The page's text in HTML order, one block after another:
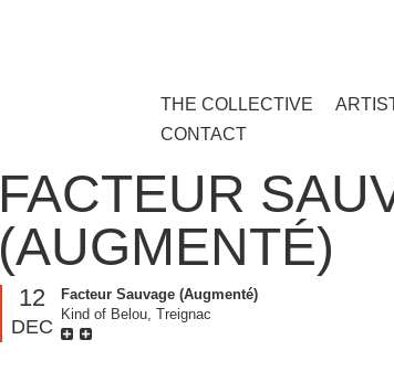
MENU
Skip
content
THE COLLECTIVE
CONTACT
FACTEUR
(AUGMENTÉ)
12
DEC
Facteur Sauvage (Augmenté)
Kind of Belou, Treignac